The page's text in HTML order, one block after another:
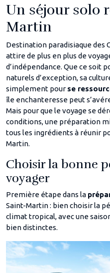
Un séjour solo
Martin
Destination paradisiaque des
attire de plus en plus de
d’indépendance. Que ce soit
naturels d’exception, sa
simplement pour se
île enchanteresse peut
Mais pour que le voyage se
conditions, une préparation
tous les ingrédients à réunir
Martin.
Choisir la bonne
voyager
Première étape dans la
Saint-Martin : bien choisir la
climat tropical, avec une
bien distinctes.